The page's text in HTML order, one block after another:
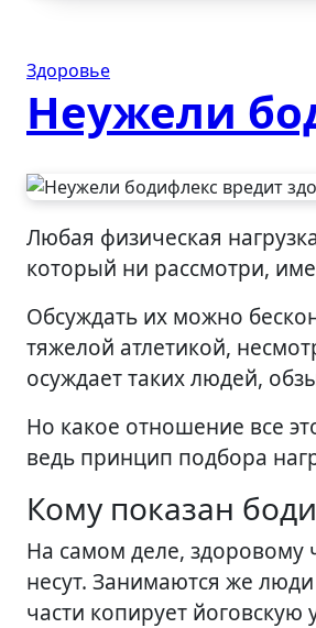
Здоровье
Неужели
Любая физическая нагрузка полезней, чем бездействие. И абсолютно каждый фитнес-комплекс,
который ни рассмотри,
Обсуждать их можно
тяжелой атлетикой,
осуждает таких людей,
Но какое отношение все
ведь принцип подбора
Кому показан
На самом деле, здоровому
несут. Занимаются же
части копирует йоговскую